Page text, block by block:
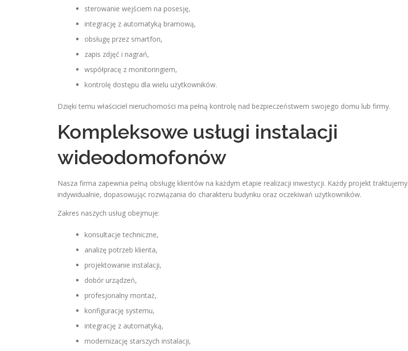
sterowanie wejściem na posesję,
integrację z automatyką bramową,
obsługę przez smartfon,
zapis zdjęć i nagrań,
współpracę z monitoringiem,
kontrolę dostępu dla wielu użytkowników.
Dzięki temu właściciel nieruchomości ma pełną kontrolę nad bezpieczeństwem swojego domu lub firmy.
Kompleksowe usługi instalacji
wideodomofonów
Nasza firma zapewnia pełną obsługę klientów na każdym etapie realizacji inwestycji. Każdy projekt traktujemy
indywidualnie, dopasowując rozwiązania do charakteru budynku oraz oczekiwań użytkowników.
Zakres naszych usług obejmuje:
konsultacje techniczne,
analizę potrzeb klienta,
projektowanie instalacji,
dobór urządzeń,
profesjonalny montaż,
konfigurację systemu,
integrację z automatyką,
modernizację starszych instalacji,